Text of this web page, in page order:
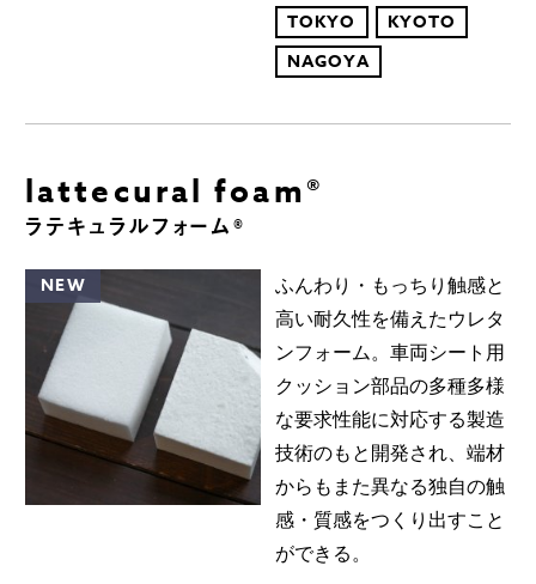
TOKYO
KYOTO
NAGOYA
lattecural foam®
ラテキュラルフォーム®
NEW
ふんわり・もっちり触感と
高い耐久性を備えたウレタ
ンフォーム。車両シート用
クッション部品の多種多様
な要求性能に対応する製造
技術のもと開発され、端材
からもまた異なる独自の触
感・質感をつくり出すこと
ができる。